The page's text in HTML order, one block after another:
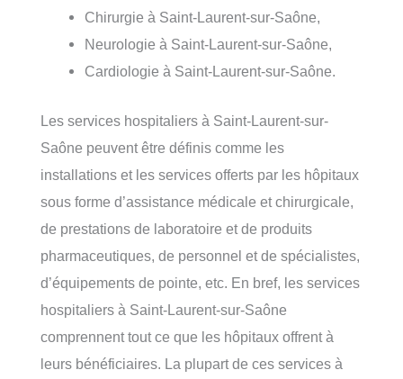
Chirurgie à Saint-Laurent-sur-Saône,
Neurologie à Saint-Laurent-sur-Saône,
Cardiologie à Saint-Laurent-sur-Saône.
Les services hospitaliers à Saint-Laurent-sur-
Saône peuvent être définis comme les
installations et les services offerts par les hôpitaux
sous forme d’assistance médicale et chirurgicale,
de prestations de laboratoire et de produits
pharmaceutiques, de personnel et de spécialistes,
d’équipements de pointe, etc. En bref, les services
hospitaliers à Saint-Laurent-sur-Saône
comprennent tout ce que les hôpitaux offrent à
leurs bénéficiaires. La plupart de ces services à